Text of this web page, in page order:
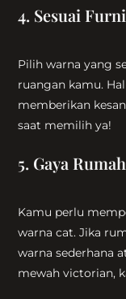
4. Sesuai
Pilih warna yang
ruangan kamu.
memberikan
saat memilih ya!
5. Gaya Rumah
Kamu perlu
warna cat. Jika
warna sederhana
mewah victorian,